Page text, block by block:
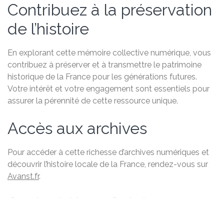
Contribuez à la préservation
de l’histoire
En explorant cette mémoire collective numérique, vous
contribuez à préserver et à transmettre le patrimoine
historique de la France pour les générations futures.
Votre intérêt et votre engagement sont essentiels pour
assurer la pérennité de cette ressource unique.
Accès aux archives
Pour accéder à cette richesse d’archives numériques et
découvrir l’histoire locale de la France, rendez-vous sur
Avanst.fr.